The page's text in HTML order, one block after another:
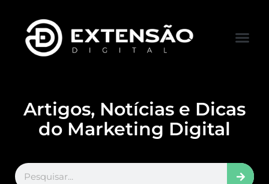
Artigos, Notícias e Dicas
do Marketing Digital